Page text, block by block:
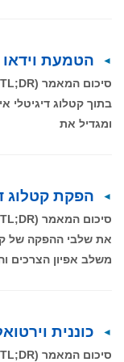
הטמעת וידאו
בתוך קטלוג דיגיטלי
ומגדיל את
הפקת קטלוג
את שלבי ההפקה של
משלב אפיון הצרכים
כוננית